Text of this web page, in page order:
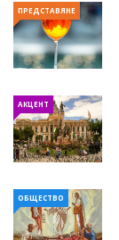
ПРЕДСТАВЯНЕ
АКЦЕНТ
ОБЩЕСТВО